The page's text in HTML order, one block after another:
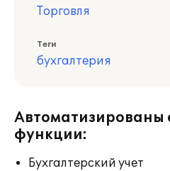
Торговля
Теги
бухгалтерия
Автоматизированы
функции:
Бухгалтерский учет